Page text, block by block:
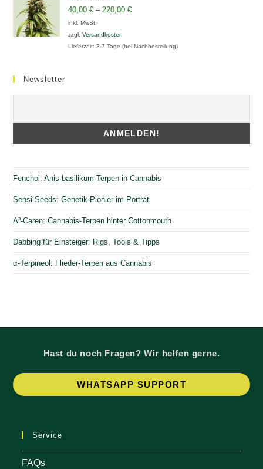
40,00€ –220,00€
inkl. MwSt.
zzgl.Versandkosten
Lieferzeit:3-7 Tage (bei Nachbestellung)
Newsletter
Fenchol: Anis-basilikum-Terpen in Cannabis
Sensi Seeds: Genetik-Pionier im Porträt
Δ³-Caren: Cannabis-Terpen hinter Cottonmouth
Dabbing für Einsteiger: Rigs, Tools & Tipps
α-Terpineol: Flieder-Terpen aus Cannabis
Hast du noch Fragen? Wir helfen gerne.
WHATSAPP SUPPORT
Service
FAQs